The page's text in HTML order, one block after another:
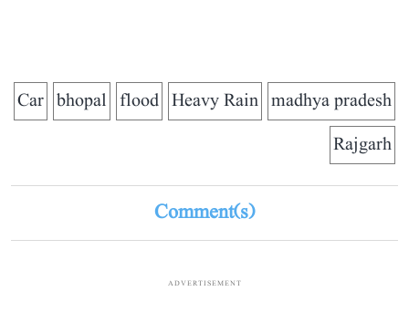
madhya pradesh
Heavy Rain
flood
bhopal
Car
Rajgarh
Comment(s)
ADVERTISEMENT